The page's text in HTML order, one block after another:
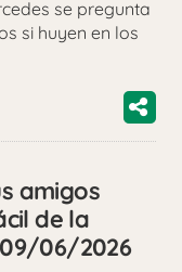
se pregunta
si huyen en los
amigos
de la
06/2026